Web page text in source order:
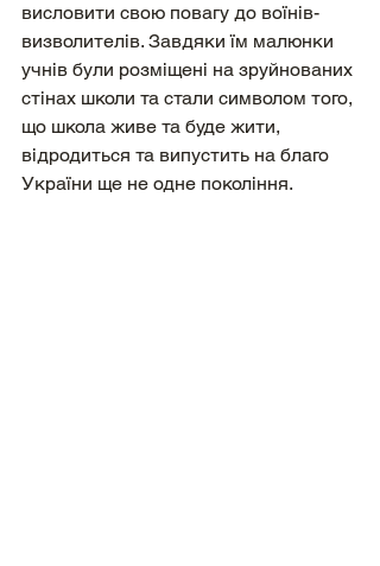
висловити свою повагу до воїнів-
визволителів. Завдяки їм малюнки
учнів були розміщені на зруйнованих
стінах школи та стали символом того,
що школа живе та буде жити,
відродиться та випустить на благо
України ще не одне покоління.